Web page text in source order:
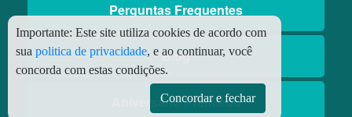
Perguntas Frequentes
Blog
Aniversário Premiado
Importante: Este site utiliza cookies de acordo com
sua politica de privacidade, e ao continuar, você
concorda com estas condições.
Concordar e fechar